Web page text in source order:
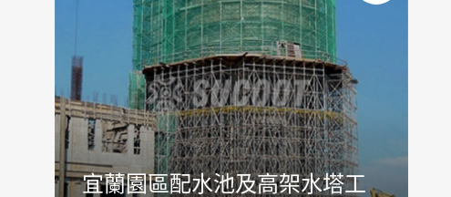
宜蘭園區配水池及高架水塔工